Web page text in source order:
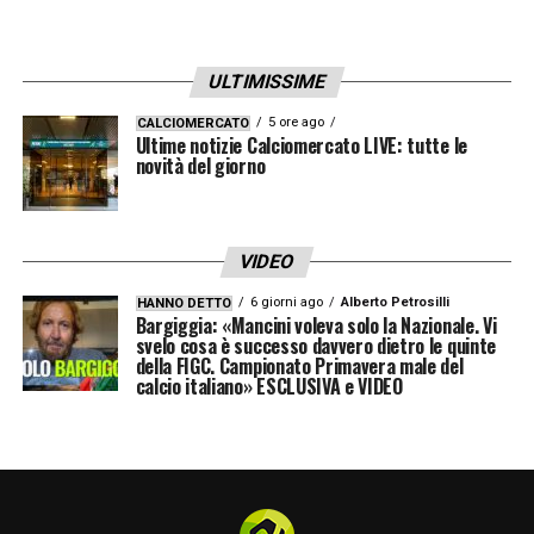
ULTIMISSIME
CALCIOMERCATO 5 ore ago
Ultime notizie Calciomercato LIVE: tutte le
novità del giorno
VIDEO
HANNO DETTO 6 giorni ago Alberto Petrosilli
Bargiggia: «Mancini voleva solo la Nazionale. Vi
svelo cosa è successo davvero dietro le quinte
della FIGC. Campionato Primavera male del
calcio italiano» ESCLUSIVA e VIDEO